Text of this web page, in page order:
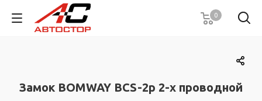
0
Замок BOMWAY BCS-2р 2-х проводной